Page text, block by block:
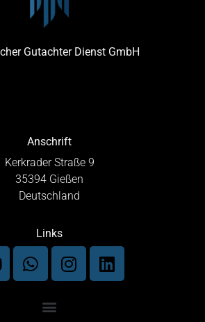
Gutachter Dienst GmbH
Anschrift
Kerkrader Straße 9
35394 Gießen
Deutschland
Links